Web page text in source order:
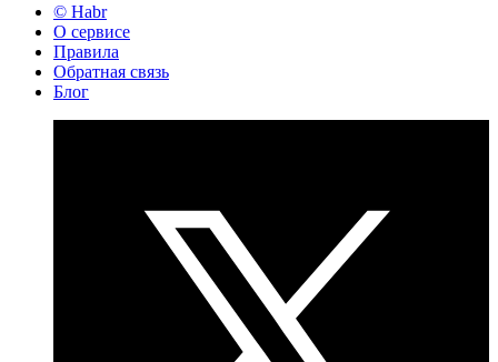
© Habr
О сервисе
Правила
Обратная связь
Блог